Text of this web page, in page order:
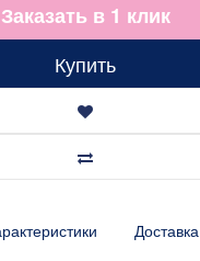
Заказать в 1 клик
Купить
Доставка